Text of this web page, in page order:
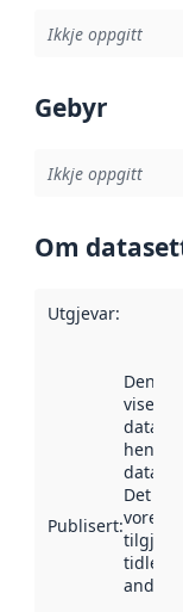
Ikkje oppgitt
Gebyr
Ikkje oppgitt
Om
Utgjevar:
Publisert:
Denne
viser når
henta
Det kan
vore
tidlegare
andre